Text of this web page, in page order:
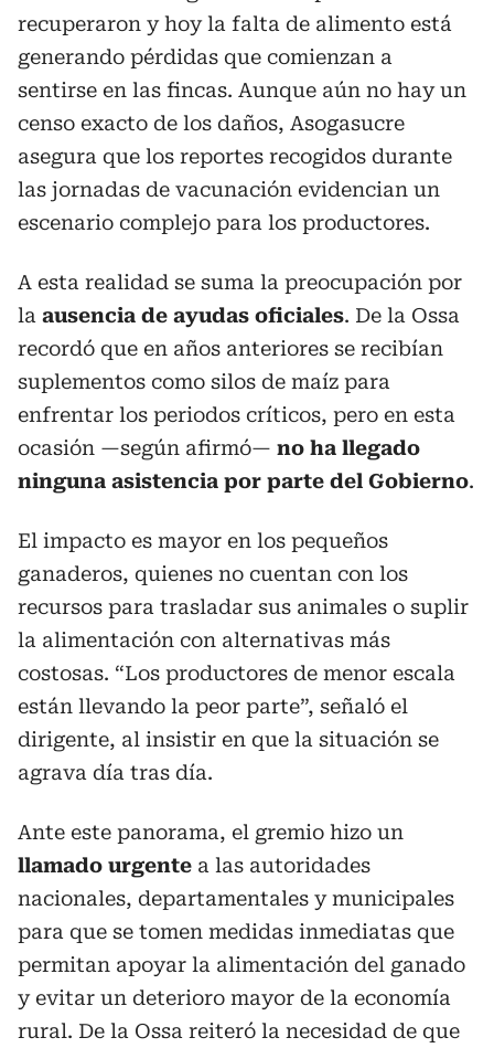
recuperaron y hoy la falta de alimento está
generando pérdidas que comienzan a
sentirse en las fincas. Aunque aún no hay un
censo exacto de los daños, Asogasucre
asegura que los reportes recogidos durante
las jornadas de vacunación evidencian un
escenario complejo para los productores.
A esta realidad se suma la preocupación por
la ausencia de ayudas oficiales. De la Ossa
recordó que en años anteriores se recibían
suplementos como silos de maíz para
enfrentar los periodos críticos, pero en esta
ocasión —según afirmó— no ha llegado
ninguna asistencia por parte del Gobierno.
El impacto es mayor en los pequeños
ganaderos, quienes no cuentan con los
recursos para trasladar sus animales o suplir
la alimentación con alternativas más
costosas. “Los productores de menor escala
están llevando la peor parte”, señaló el
dirigente, al insistir en que la situación se
agrava día tras día.
Ante este panorama, el gremio hizo un
llamado urgente a las autoridades
nacionales, departamentales y municipales
para que se tomen medidas inmediatas que
permitan apoyar la alimentación del ganado
y evitar un deterioro mayor de la economía
rural. De la Ossa reiteró la necesidad de que